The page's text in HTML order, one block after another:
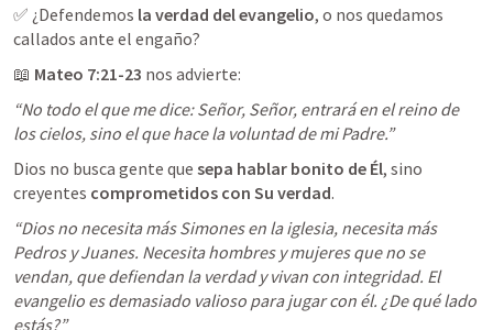
✅ ¿Defendemos la verdad del evangelio, o nos quedamos
callados ante el engaño?
📖 Mateo 7:21-23 nos advierte:
“No todo el que me dice: Señor, Señor, entrará en el reino de
los cielos, sino el que hace la voluntad de mi Padre.”
Dios no busca gente que sepa hablar bonito de Él, sino
creyentes comprometidos con Su verdad.
“Dios no necesita más Simones en la iglesia, necesita más
Pedros y Juanes. Necesita hombres y mujeres que no se
vendan, que defiendan la verdad y vivan con integridad. El
evangelio es demasiado valioso para jugar con él. ¿De qué lado
estás?”